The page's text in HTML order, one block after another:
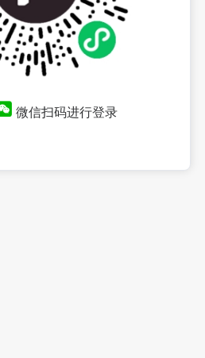
微信扫码进行登录